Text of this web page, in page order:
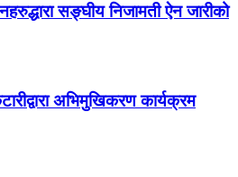
सङ्घीय निजामती ऐन जारीको
अभिमुखिकरण कार्यक्रम